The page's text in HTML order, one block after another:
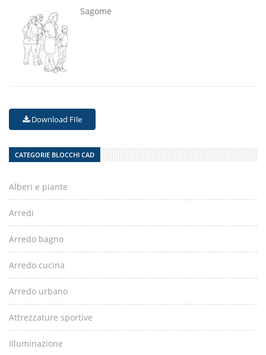
Sagome
Download FIle
CATEGORIE BLOCCHI CAD
Alberi e piante
Arredi
Arredo bagno
Arredo cucina
Arredo urbano
Attrezzature sportive
Illuminazione